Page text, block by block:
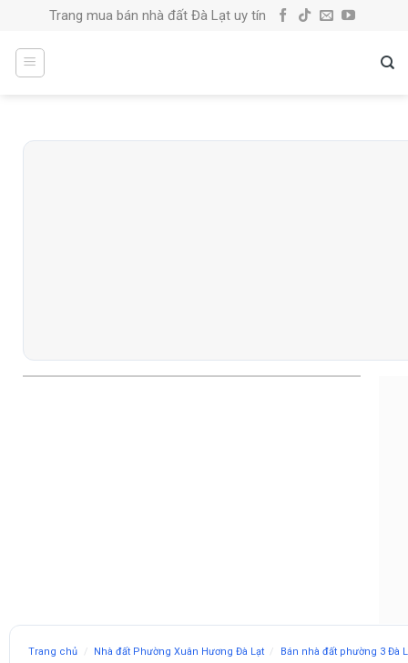
content
Trang mua bán nhà đất Đà Lạt uy tín
Trang chủ / Nhà đất Phường Xuân Hương Đà Lạt / Bán nhà đất phường 3 Đà